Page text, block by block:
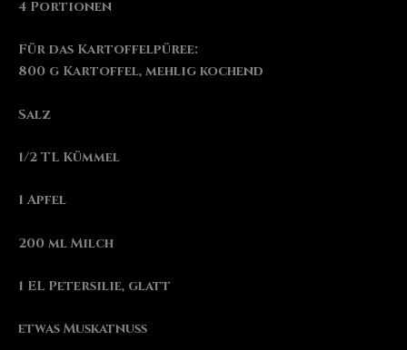
4 Portionen
Für das Kartoffelpüree:
800 g Kartoffel, mehlig kochend
Salz
1/2 TL Kümmel
1 Apfel
200 ml Milch
1 EL Petersilie, glatt
etwas Muskatnuss